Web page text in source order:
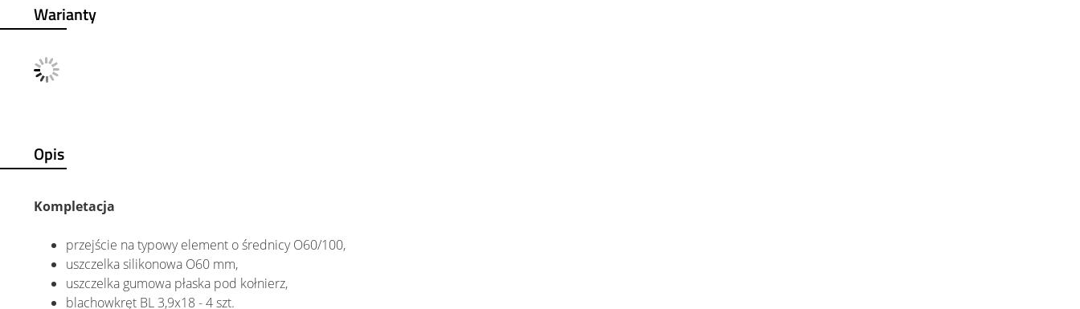
Warianty
Opis
Kompletacja
przejście na typowy element o średnicy O60/100,
uszczelka silikonowa O60 mm,
uszczelka gumowa płaska pod kołnierz,
blachowkręt BL 3,9x18 - 4 szt.